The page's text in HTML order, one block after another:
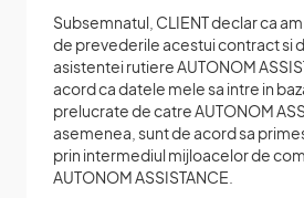
Subsemnatul, CLIENT declar ca
de prevederile acestui contract si
asistentei rutiere AUTONOM
acord ca datele mele sa intre in
prelucrate de catre AUTONOM
asemenea, sunt de acord sa
prin intermediul mijloacelor de
AUTONOM ASSISTANCE.